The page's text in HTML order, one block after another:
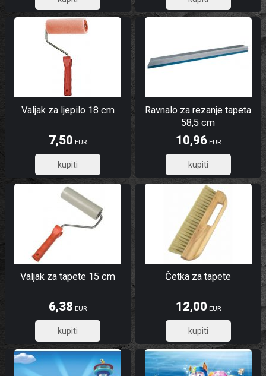
Valjak za ljepilo 18 cm
7,50 EUR
6,00
Ravnalo za rezanje tapeta
58,5 cm
10,96EUR
8,77
Valjak za tapete 15 cm
6,38 EUR
5,10
Četka za tapete
12,00 EUR
9,60